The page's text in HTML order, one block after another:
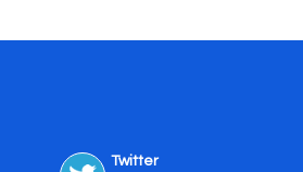
Twitter